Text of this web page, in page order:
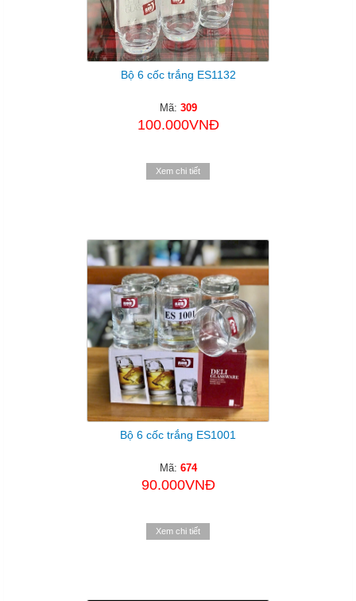
Bộ 6 cốc trắng ES1132
Mã: 309
100.000VNĐ
Xem chi tiết
Bộ 6 cốc trắng ES1001
Mã: 674
90.000VNĐ
Xem chi tiết